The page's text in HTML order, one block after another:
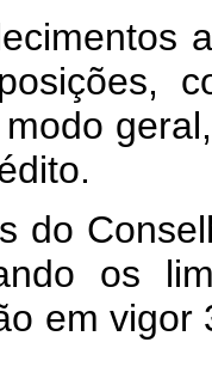
do
os
em